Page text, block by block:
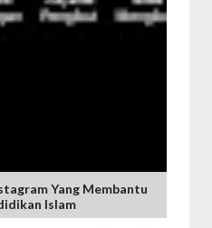
Yang Membantu
Islam